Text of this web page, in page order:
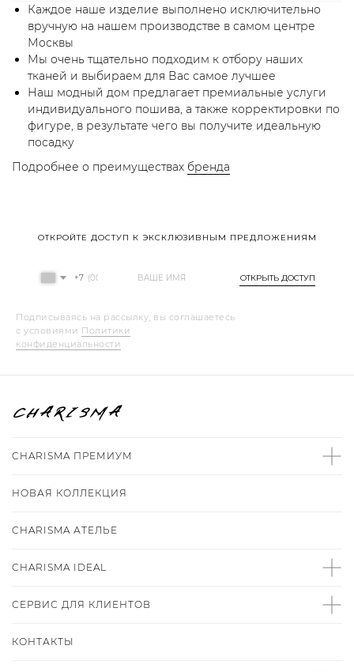
Каждое наше изделие выполнено исключительно
вручную на нашем производстве в самом центре
Москвы
Мы очень тщательно подходим к отбору наших
тканей и выбираем для Вас самое лучшее
Наш модный дом предлагает премиальные услуги
индивидуального пошива, а также корректировки по
фигуре, в результате чего вы получите идеальную
посадку
Подробнее о преимуществах бренда
ОТКРОЙТЕ ДОСТУП К ЭКСКЛЮЗИВНЫМ ПРЕДЛОЖЕНИЯМ
+7 ОТКРЫТЬ ДОСТУП
Подписываясь на рассылку, вы соглашаетесь
с условиями Политики
конфиденциальности
CHARISMA ПРЕМИУМ
НОВАЯ КОЛЛЕКЦИЯ
CHARISMA АТЕЛЬЕ
CHARISMA IDEAL
СЕРВИС ДЛЯ КЛИЕНТОВ
КОНТАКТЫ